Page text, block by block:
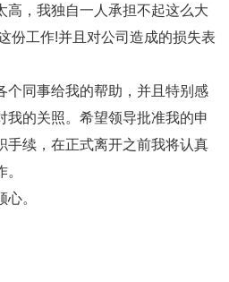
高，我独自一人承担不起这么大
份工作!并且对公司造成的损失表
个同事给我的帮助，并且特别感
我的关照。希望领导批准我的申
手续，在正式离开之前我将认真
。